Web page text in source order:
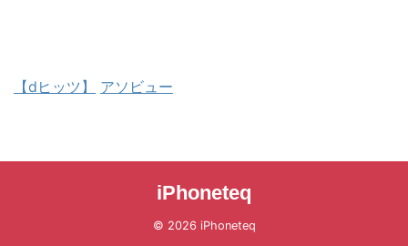
【dヒッツ】 アソビュー
iPhoneteq
© 2026 iPhoneteq